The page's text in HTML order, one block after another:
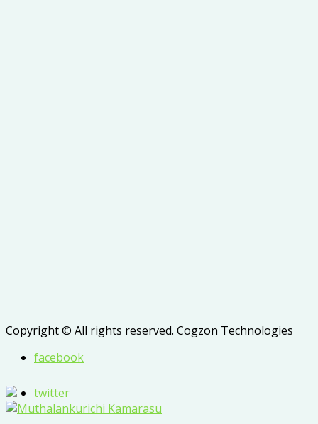
Copyright © All rights reserved. Cogzon Technologies
facebook
twitter